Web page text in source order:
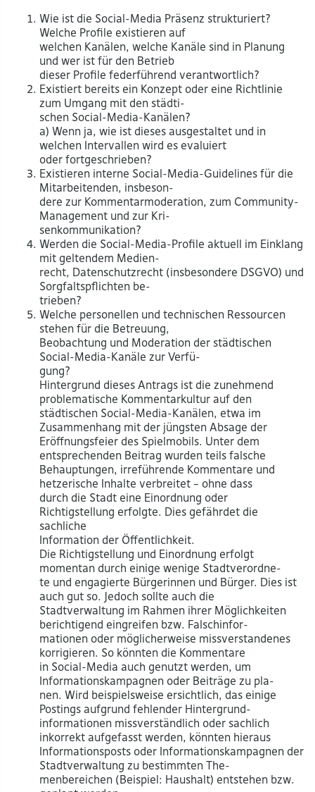
Wie ist die Social-Media Präsenz strukturiert?
Welche Profile existieren auf
welchen Kanälen, welche Kanäle sind in Planung
und wer ist für den Betrieb
dieser Profile federführend verantwortlich?
Existiert bereits ein Konzept oder eine Richtlinie
zum Umgang mit den städti-
schen Social-Media-Kanälen?
a) Wenn ja, wie ist dieses ausgestaltet und in
welchen Intervallen wird es evaluiert
oder fortgeschrieben?
Existieren interne Social-Media-Guidelines für die
Mitarbeitenden, insbeson-
dere zur Kommentarmoderation, zum Community-
Management und zur Kri-
senkommunikation?
Werden die Social-Media-Profile aktuell im Einklang
mit geltendem Medien-
recht, Datenschutzrecht (insbesondere DSGVO) und
Sorgfaltspflichten be-
trieben?
Welche personellen und technischen Ressourcen
stehen für die Betreuung,
Beobachtung und Moderation der städtischen
Social-Media-Kanäle zur Verfü-
gung?
Hintergrund dieses Antrags ist die zunehmend
problematische Kommentarkultur auf den
städtischen Social-Media-Kanälen, etwa im
Zusammenhang mit der jüngsten Absage der
Eröffnungsfeier des Spielmobils. Unter dem
entsprechenden Beitrag wurden teils falsche
Behauptungen, irreführende Kommentare und
hetzerische Inhalte verbreitet – ohne dass
durch die Stadt eine Einordnung oder
Richtigstellung erfolgte. Dies gefährdet die
sachliche
Information der Öffentlichkeit.
Die Richtigstellung und Einordnung erfolgt
momentan durch einige wenige Stadtverordne-
te und engagierte Bürgerinnen und Bürger. Dies ist
auch gut so. Jedoch sollte auch die
Stadtverwaltung im Rahmen ihrer Möglichkeiten
berichtigend eingreifen bzw. Falschinfor-
mationen oder möglicherweise missverstandenes
korrigieren. So könnten die Kommentare
in Social-Media auch genutzt werden, um
Informationskampagnen oder Beiträge zu pla-
nen. Wird beispielsweise ersichtlich, das einige
Postings aufgrund fehlender Hintergrund-
informationen missverständlich oder sachlich
inkorrekt aufgefasst werden, könnten hieraus
Informationsposts oder Informationskampagnen der
Stadtverwaltung zu bestimmten The-
menbereichen (Beispiel: Haushalt) entstehen bzw.